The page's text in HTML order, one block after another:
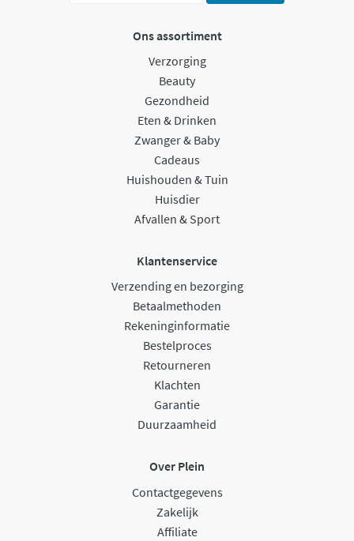
Ons assortiment
Verzorging
Beauty
Gezondheid
Eten & Drinken
Zwanger & Baby
Cadeaus
Huishouden & Tuin
Huisdier
Afvallen & Sport
Klantenservice
Verzending en bezorging
Betaalmethoden
Rekeninginformatie
Bestelproces
Retourneren
Klachten
Garantie
Duurzaamheid
Over Plein
Contactgegevens
Zakelijk
Affiliate